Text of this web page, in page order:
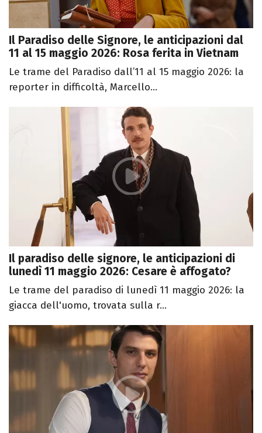
Il Paradiso delle Signore, le anticipazioni dal
11 al 15 maggio 2026: Rosa ferita in Vietnam
Le trame del Paradiso dall’11 al 15 maggio 2026: la
reporter in difficoltà, Marcello...
Il paradiso delle signore, le anticipazioni di
lunedì 11 maggio 2026: Cesare è affogato?
Le trame del paradiso di lunedì 11 maggio 2026: la
giacca dell'uomo, trovata sulla r...